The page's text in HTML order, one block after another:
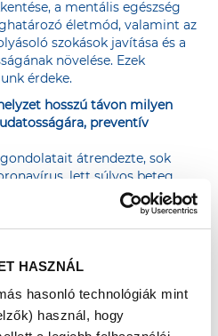
HASZNÁL
hasonló technológiák mint
használ, hogy
a mentális egészség
életmód, valamint az
szokások javítása és a
növelése. Ezek
érdeke.
hosszú távon milyen
preventív
átrendezte, sok
lett súlyos beteg
rokona. Testközelből
betegség az egyén és a
kiváltotta súlyos lefolyású
betegséggel küzdőket
téve az ilyen jellegű
dolgozók és az ismerősök